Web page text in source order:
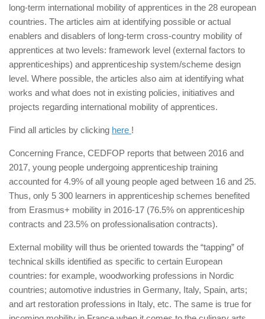
long-term international mobility of apprentices in the 28 european
countries. The articles aim at identifying possible or actual
enablers and disablers of long-term cross-country mobility of
apprentices at two levels: framework level (external factors to
apprenticeships) and apprenticeship system/scheme design
level. Where possible, the articles also aim at identifying what
works and what does not in existing policies, initiatives and
projects regarding international mobility of apprentices.
Find all articles by clicking here !
Concerning France, CEDFOP reports that between 2016 and
2017, young people undergoing apprenticeship training
accounted for 4.9% of all young people aged between 16 and 25.
Thus, only 5 300 learners in apprenticeship schemes benefited
from Erasmus+ mobility in 2016-17 (76.5% on apprenticeship
contracts and 23.5% on professionalisation contracts).
External mobility will thus be oriented towards the “tapping” of
technical skills identified as specific to certain European
countries: for example, woodworking professions in Nordic
countries; automotive industries in Germany, Italy, Spain, arts;
and art restoration professions in Italy, etc. The same is true for